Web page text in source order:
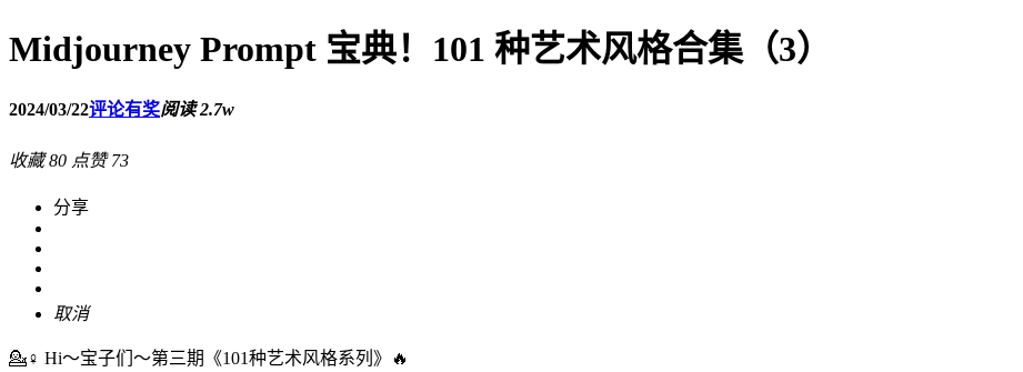
Midjourney Prompt 宝典！101 种艺术风格合集（3）
2024/03/22评论有奖阅读 2.7w
收藏 80 点赞 73
分享
取消
💁♀️ Hi～宝子们～第三期《101种艺术风格系列》🔥